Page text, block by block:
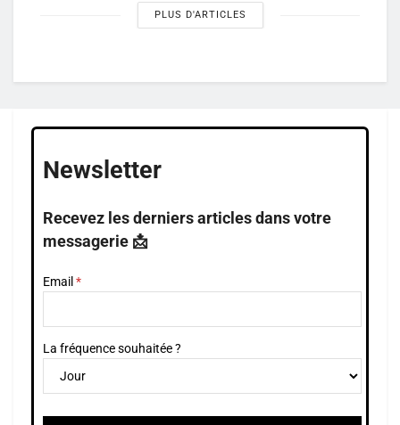
PLUS D'ARTICLES
Newsletter
Recevez les derniers articles dans votre
messagerie 📩
Email
La fréquence souhaitée ?